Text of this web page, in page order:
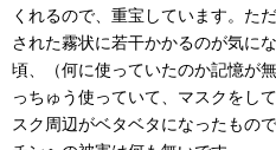
くれるので、重宝しています。た
された霧状に若干かかるのが気に
頃、（何に使っていたのか記憶が
っちゅう使っていて、マスクをし
スク周辺がベタベタになったもの